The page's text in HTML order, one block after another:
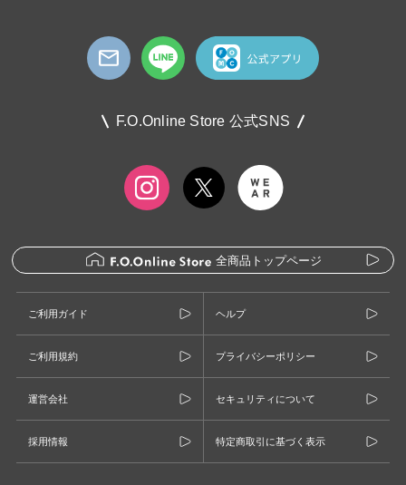
F.O.Online Store 公式SNS
全商品トップページ
ご利用ガイド ヘルプ
ご利用規約 プライバシーポリシー
運営会社 セキュリティについて
採用情報 特定商取引に基づく表示